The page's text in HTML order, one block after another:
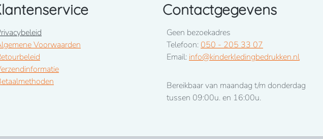
Voorwaarden
Contactgegevens
Geen bezoekadres
Telefoon: 050 - 205 33 07
Email: info@kinderkledingbedrukken.nl
Bereikbaar van maandag t/m donderdag
tussen 09:00u. en 16:00u.